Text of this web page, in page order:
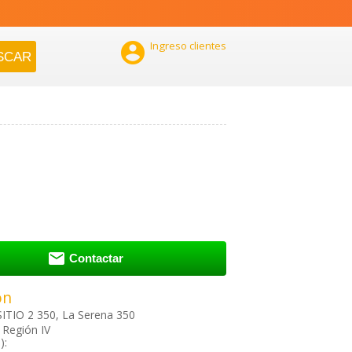
 Ingreso clientes
 Contactar
2 350, La Serena 350
IV